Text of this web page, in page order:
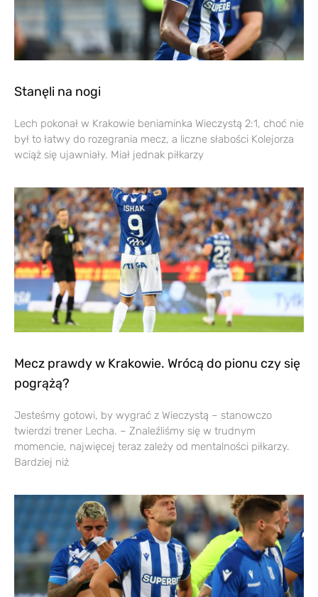
Stanęli na nogi
Lech pokonał w Krakowie beniaminka Wieczystą 2:1, choć nie
był to łatwy do rozegrania mecz, a liczne słabości Kolejorza
wciąż się ujawniały. Miał jednak piłkarzy
Mecz prawdy w Krakowie. Wrócą do pionu czy się
pogrążą?
Jesteśmy gotowi, by wygrać z Wieczystą – stanowczo
twierdzi trener Lecha. – Znaleźliśmy się w trudnym
momencie, najwięcej teraz zależy od mentalności piłkarzy.
Bardziej niż